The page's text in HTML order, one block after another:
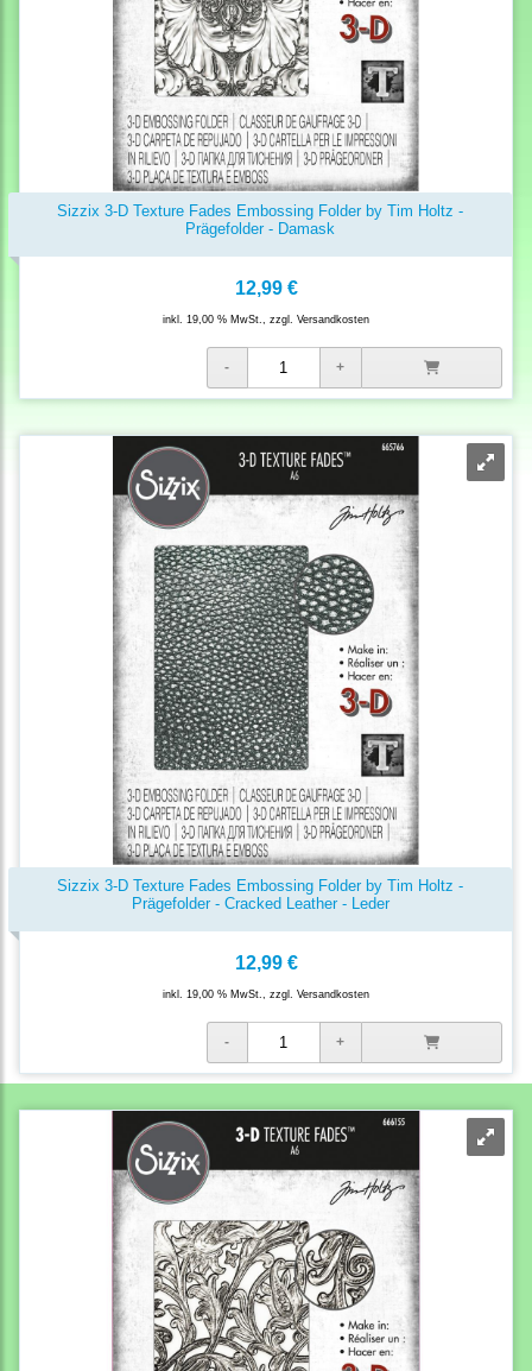
Sizzix 3-D Texture Fades Embossing Folder by Tim Holtz -
Prägefolder - Damask
12,99 €
inkl. 19,00 % MwSt., zzgl. Versandkosten
Sizzix 3-D Texture Fades Embossing Folder by Tim Holtz -
Prägefolder - Cracked Leather - Leder
12,99 €
inkl. 19,00 % MwSt., zzgl. Versandkosten